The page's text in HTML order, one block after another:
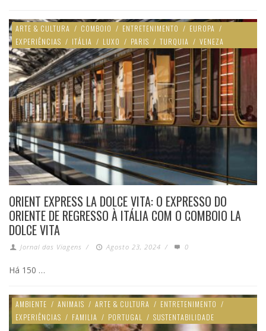
ARTE & CULTURA / COMBOIO / ENTRETENIMENTO / EUROPA /
EXPERIÊNCIAS / ITÁLIA / LUXO / PARIS / TURQUIA / VENEZA
ORIENT EXPRESS LA DOLCE VITA: O EXPRESSO DO
ORIENTE DE REGRESSO À ITÁLIA COM O COMBOIO LA
DOLCE VITA
Jornal das Viagens / Agosto 23, 2024 / 0
Há 150 …
AMBIENTE / ANIMAIS / ARTE & CULTURA / ENTRETENIMENTO /
EXPERIÊNCIAS / FAMILIA / PORTUGAL / SUSTENTABILIDADE